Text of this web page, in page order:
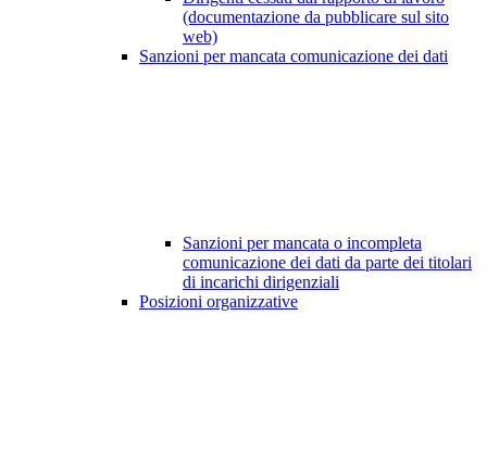
(documentazione da pubblicare sul sito
web)
Sanzioni per mancata comunicazione dei dati
Sanzioni per mancata o incompleta
comunicazione dei dati da parte dei titolari
di incarichi dirigenziali
Posizioni organizzative